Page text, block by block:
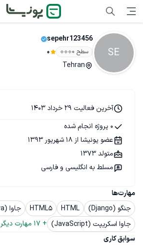
SE
sepehr123456
سطح ۰ 0
Tehran
مهارت‌ها
جنگو (Django)
HTML
HTML5
جاوا (Java)
جاوا اسکریپت (JavaScript)
+
17 مهارت دیگر
سوابق کاری
آخرین فعالیت 29 خرداد 1403
0 پروژه انجام شده
عضو پونیشا از 18 شهریور 1393
متولد 1373
مسلط به انگلیسی و فارسی